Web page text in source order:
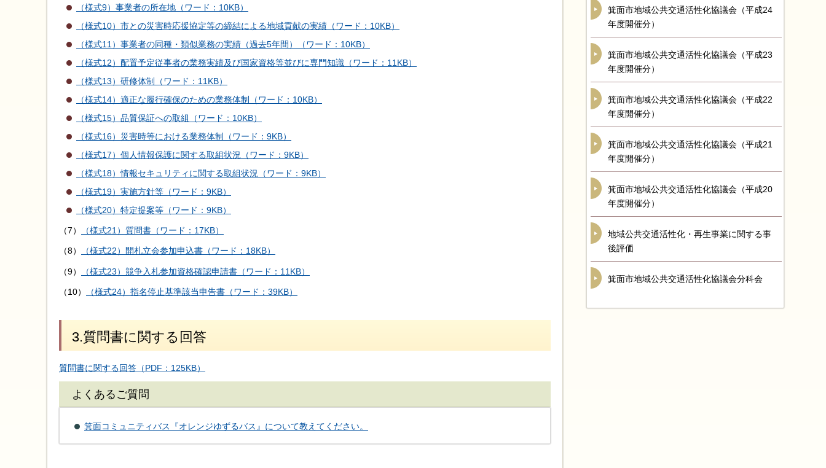
（様式9）事業者の所在地（ワード：10KB）
（様式10）市との災害時応援協定等の締結による地域貢献の実績（ワード：10KB）
（様式11）事業者の同種・類似業務の実績（過去5年間）（ワード：10KB）
（様式12）配置予定従事者の業務実績及び国家資格等並びに専門知識（ワード：11KB）
（様式13）研修体制（ワード：11KB）
（様式14）適正な履行確保のための業務体制（ワード：10KB）
（様式15）品質保証への取組（ワード：10KB）
（様式16）災害時等における業務体制（ワード：9KB）
（様式17）個人情報保護に関する取組状況（ワード：9KB）
（様式18）情報セキュリティに関する取組状況（ワード：9KB）
（様式19）実施方針等（ワード：9KB）
（様式20）特定提案等（ワード：9KB）
（7） （様式21）質問書（ワード：17KB）
（8） （様式22）開札立会参加申込書（ワード：18KB）
（9） （様式23）競争入札参加資格確認申請書（ワード：11KB）
（10） （様式24）指名停止基準該当申告書（ワード：39KB）
3.質問書に関する回答
質問書に関する回答（PDF：125KB）
よくあるご質問
箕面コミュニティバス『オレンジゆずるバス』について教えてください。
箕面市地域公共交通活性化協議会（平成24
年度開催分）
箕面市地域公共交通活性化協議会（平成23
年度開催分）
箕面市地域公共交通活性化協議会（平成22
年度開催分）
箕面市地域公共交通活性化協議会（平成21
年度開催分）
箕面市地域公共交通活性化協議会（平成20
年度開催分）
地域公共交通活性化・再生事業に関する事
後評価
箕面市地域公共交通活性化協議会分科会